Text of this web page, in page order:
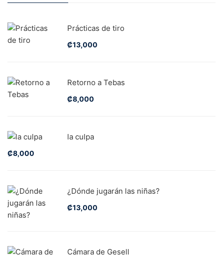
Prácticas de tiro
₡13,000
Retorno a Tebas
₡8,000
la culpa
₡8,000
¿Dónde jugarán las niñas?
₡13,000
Cámara de Gesell